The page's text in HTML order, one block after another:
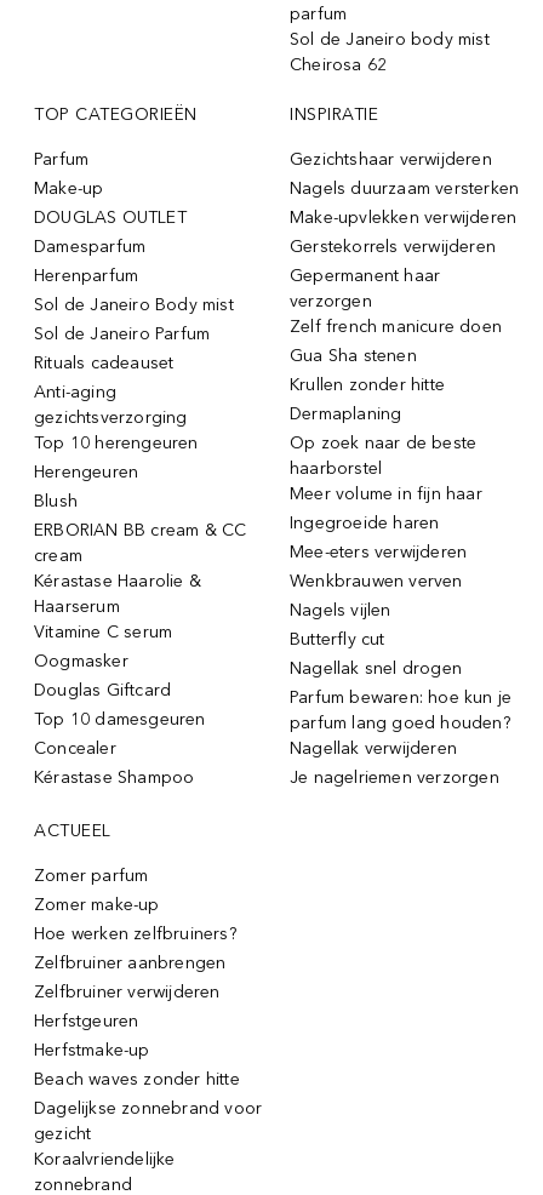
parfum
Sol de Janeiro body mist
Cheirosa 62
TOP CATEGORIEËN
Parfum
Make-up
DOUGLAS OUTLET
Damesparfum
Herenparfum
Sol de Janeiro Body mist
Sol de Janeiro Parfum
Rituals cadeauset
Anti-aging
gezichtsverzorging
Top 10 herengeuren
Herengeuren
Blush
ERBORIAN BB cream & CC
cream
Kérastase Haarolie &
Haarserum
Vitamine C serum
Oogmasker
Douglas Giftcard
Top 10 damesgeuren
Concealer
Kérastase Shampoo
INSPIRATIE
Gezichtshaar verwijderen
Nagels duurzaam versterken
Make-upvlekken verwijderen
Gerstekorrels verwijderen
Gepermanent haar
verzorgen
Zelf french manicure doen
Gua Sha stenen
Krullen zonder hitte
Dermaplaning
Op zoek naar de beste
haarborstel
Meer volume in fijn haar
Ingegroeide haren
Mee-eters verwijderen
Wenkbrauwen verven
Nagels vijlen
Butterfly cut
Nagellak snel drogen
Parfum bewaren: hoe kun je
parfum lang goed houden?
Nagellak verwijderen
Je nagelriemen verzorgen
ACTUEEL
Zomer parfum
Zomer make-up
Hoe werken zelfbruiners?
Zelfbruiner aanbrengen
Zelfbruiner verwijderen
Herfstgeuren
Herfstmake-up
Beach waves zonder hitte
Dagelijkse zonnebrand voor
gezicht
Koraalvriendelijke
zonnebrand